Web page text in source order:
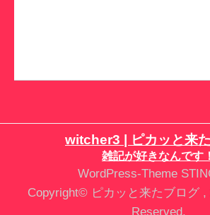
witcher3 | ピカッと来
雑記が好きなんです！
WordPress-Theme
Copyright© ピカッと来たブログ ,
Reserved.